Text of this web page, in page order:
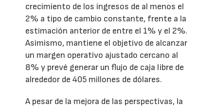
crecimiento de los ingresos de al menos el
2% a tipo de cambio constante, frente a la
estimación anterior de entre el 1% y el 2%.
Asimismo, mantiene el objetivo de alcanzar
un margen operativo ajustado cercano al
8% y prevé generar un flujo de caja libre de
alrededor de 405 millones de dólares.
A pesar de la mejora de las perspectivas, la